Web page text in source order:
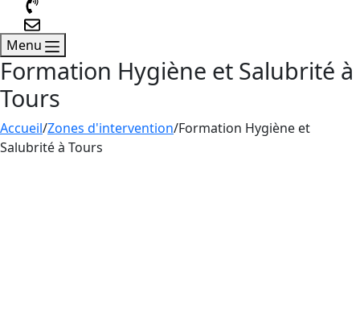
Menu
Formation Hygiène et Salubrité à
Tours
Accueil/Zones d'intervention/Formation Hygiène et
Salubrité à Tours